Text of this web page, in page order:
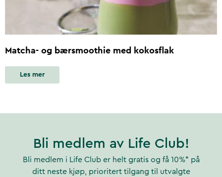
Matcha- og bærsmoothie med kokosflak
Les mer
Bli medlem av Life Club!
Bli medlem i Life Club er helt gratis og få 10%* på
ditt neste kjøp, prioritert tilgang til utvalgte